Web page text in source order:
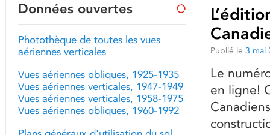
Publié le 3 mai
Le
en ligne!
Données ouvertes
Photothèque de toutes les vues
aériennes verticales
Vues aériennes obliques, 1925-1935
Vues aériennes verticales, 1947-1949
Vues aériennes verticales, 1958-1975
Vues aériennes obliques, 1960-1992